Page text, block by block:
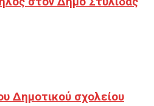
Δημοτικού σχολείου